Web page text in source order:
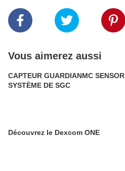
Vous aimerez aussi
CAPTEUR GUARDIANMC SENSOR (3)
SYSTÈME DE SGC
Découvrez le Dexcom ONE